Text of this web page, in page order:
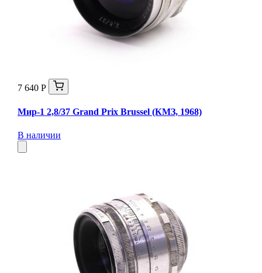
7 640 Р
Мир-1 2,8/37 Grand Prix Brussel (КМЗ, 1968)
В наличии